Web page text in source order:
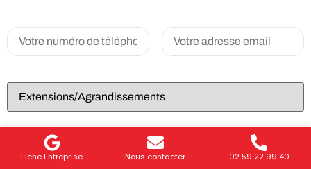
Fiche Entreprise Nous contacter 02 59 22 99 40